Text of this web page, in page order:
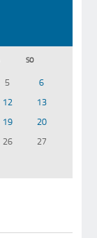
SO
5
6
12
13
19
20
26
27